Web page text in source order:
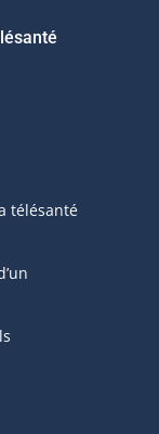
télésanté